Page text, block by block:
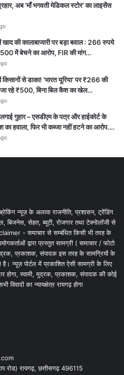
अब ‘माँ भगवती मेडिकल स्टोर’ का लाइसेंस
खाद की कालाबाजारी पर बड़ा बवाल : 266 रुपये
में बेचने का आरोप, FIR की मांग…
से डाका! ‘भारत यूरिया’ पर ₹266 की
रहे ₹500, बिना बिल कैश का खेल…
गुहार – एसडीएम के पत्र और हाईकोर्ट के
हवाला, फिर भी कब्जा नहीं हटने का आरोप….
न्यूज़ के अलावा राजनीति, प्रशासन, ट्रेंडिंग
सेहत, ब्यूटी, रोजगार तथा टेक्नोलॉजी से
- समाचार से सम्बंधित किसी भी तरह के
द्वारा प्रस्तुत सामग्री ( समाचार / फोटो
मुद्रक, प्रकाशक, संपादक इस तरह के सामग्रियों के
है। न्यूज़ पोर्टल में प्रकाशित ऐसी सामग्री के लिए
होगा, स्वामी, मुद्रक, प्रकाशक, संपादक की कोई
विवादों का न्यायक्षेत्र रायगढ़ होगा
रोड) रायगढ़, छत्तीसगढ़ 496115